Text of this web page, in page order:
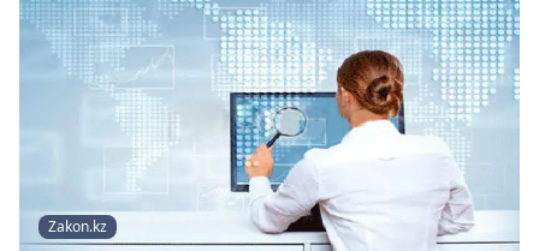
Zakon.kz